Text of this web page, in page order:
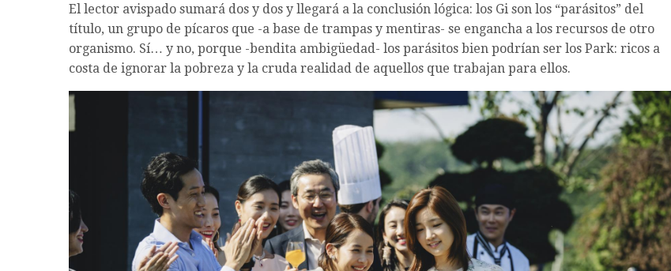
El lector avispado sumará dos y dos y llegará a la conclusión lógica: los Gi son los “parásitos” del
título, un grupo de pícaros que -a base de trampas y mentiras- se engancha a los recursos de otro
organismo. Sí… y no, porque -bendita ambigüedad- los parásitos bien podrían ser los Park: ricos a
costa de ignorar la pobreza y la cruda realidad de aquellos que trabajan para ellos.